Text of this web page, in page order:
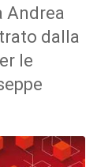
Andrea
dalla
le